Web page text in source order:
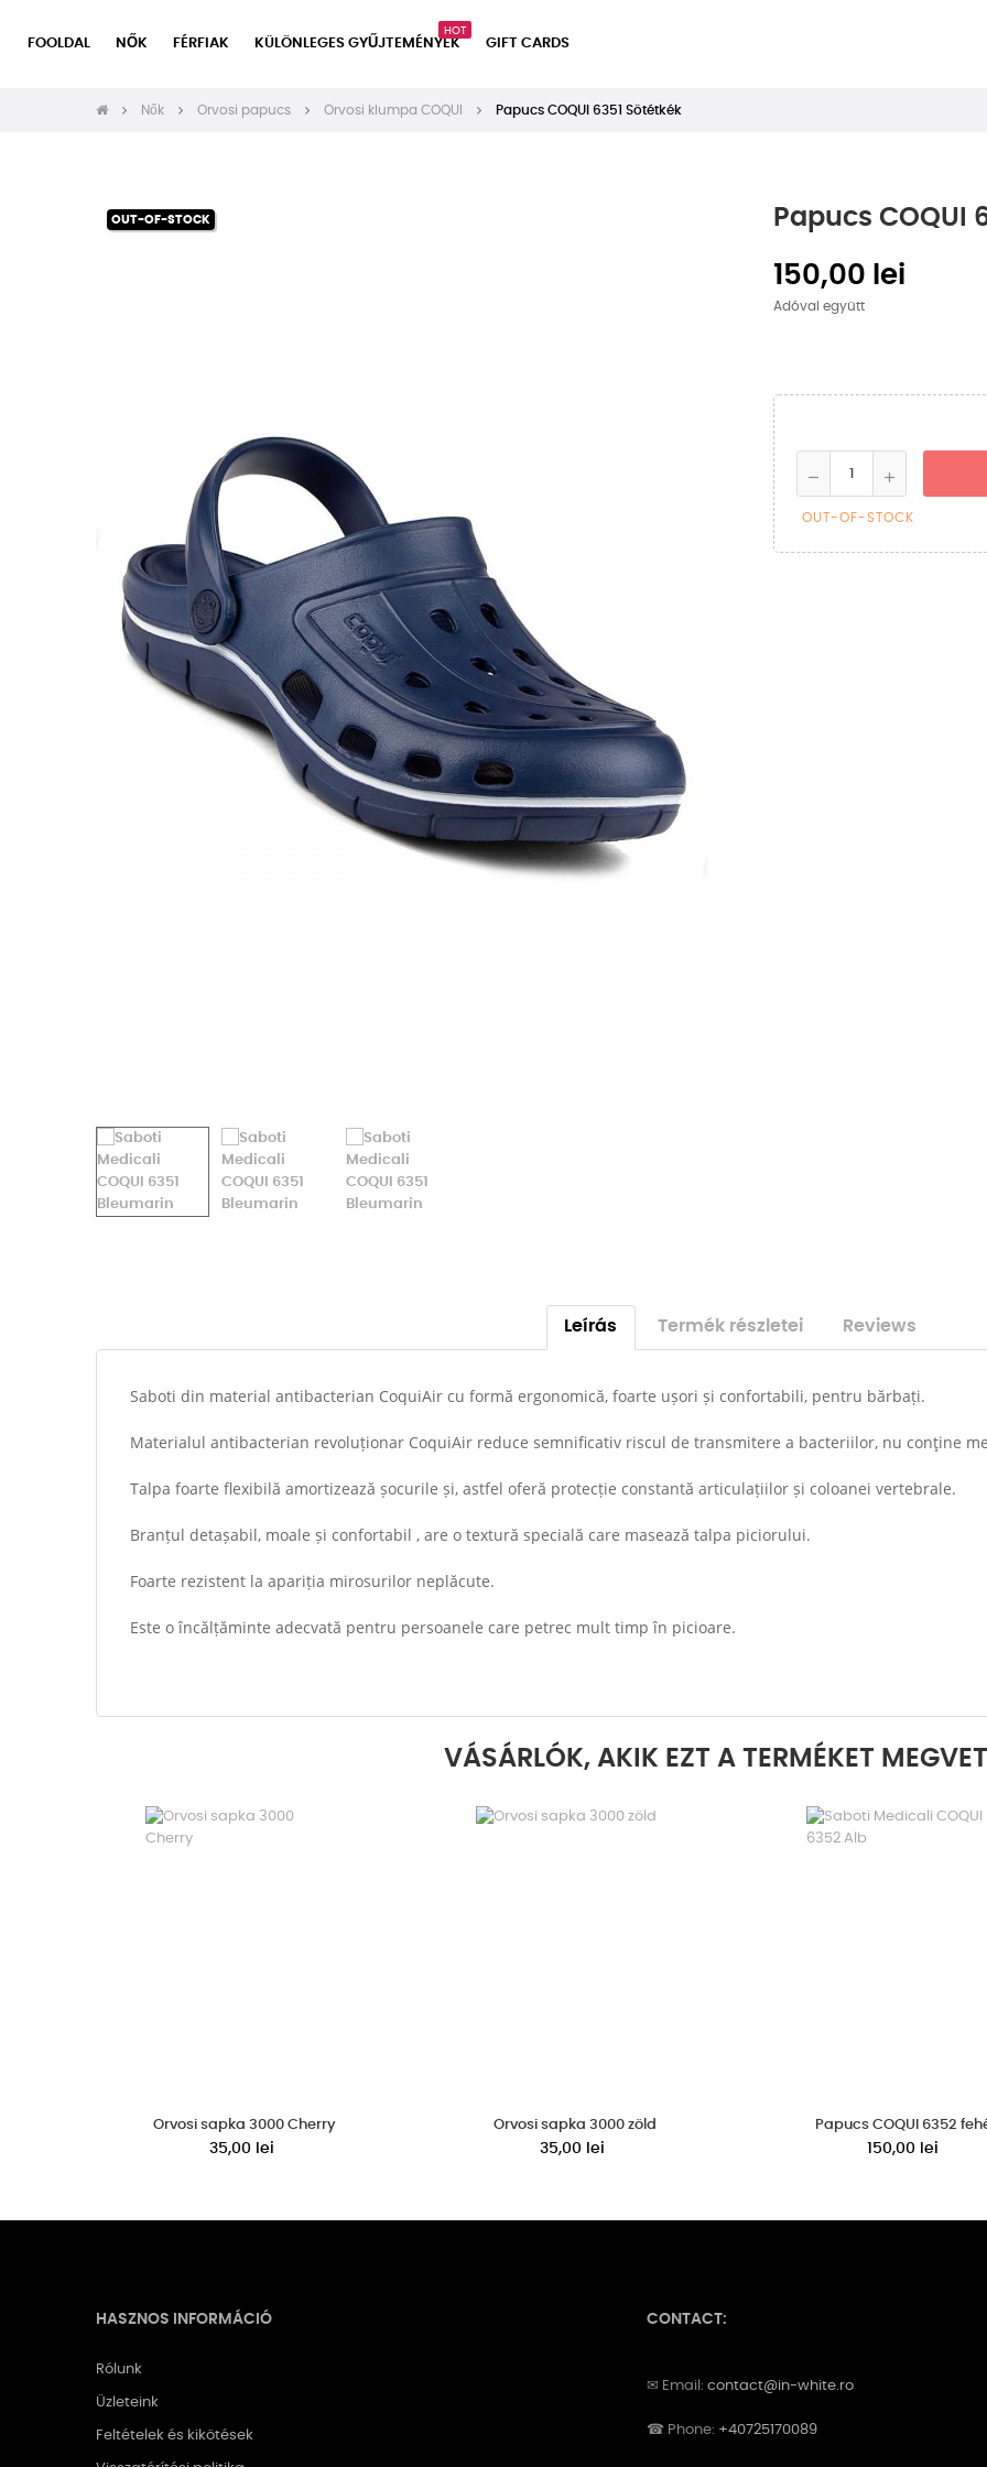
FOOLDAL NŐK FÉRFIAK KÜLÖNLEGES GYŰJTEMÉNYEK
HOT
GIFT CARDS
Nők Orvosi papucs Orvosi klumpa COQUI Papucs COQUI 6351 Sötétkék
OUT-OF-STOCK Papucs COQUI
150,00 lei
Adóval együtt
OUT-OF-STOCK
Leírás Termék részletei Reviews
Saboti din material antibacterian CoquiAir cu formă ergonomică, foarte ușori și confortabili, pentru bărbați.
Materialul antibacterian revoluționar CoquiAir reduce semnificativ riscul de transmitere a bacteriilor, nu conţine
Talpa foarte flexibilă amortizează șocurile și, astfel oferă protecție constantă articulațiilor și coloanei vertebrale.
Branțul detașabil, moale și confortabil , are o textură specială care masează talpa piciorului.
Foarte rezistent la apariția mirosurilor neplăcute.
Este o încălțăminte adecvată pentru persoanele care petrec mult timp în picioare.
VÁSÁRLÓK, AKIK EZT A TERMÉKET
Orvosi sapka 3000 Cherry
35,00 lei
Orvosi sapka 3000 zöld
35,00 lei
Papucs COQUI 6352
150,00 lei
HASZNOS INFORMÁCIÓ
Rólunk
Üzleteink
Feltételek és kikötések
CONTACT:
✉ Email: contact@in-white.ro
☎ Phone: +40725170089